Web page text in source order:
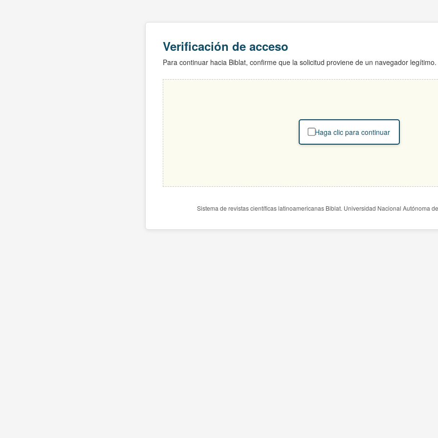
Verificación de acceso
Para continuar hacia Biblat, confirme que la solicitud proviene de un navegador legítimo.
Haga clic para continuar
Sistema de revistas científicas latinoamericanas Biblat. Universidad Nacional Autónoma